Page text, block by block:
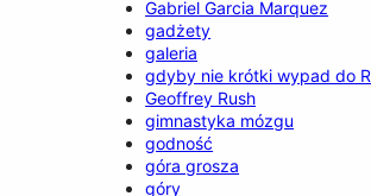
Gabriel Garcia Marquez
gadżety
galeria
gdyby nie krótki wypad do
Geoffrey Rush
gimnastyka mózgu
godność
góra grosza
góry